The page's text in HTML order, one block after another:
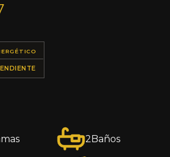
2Baños